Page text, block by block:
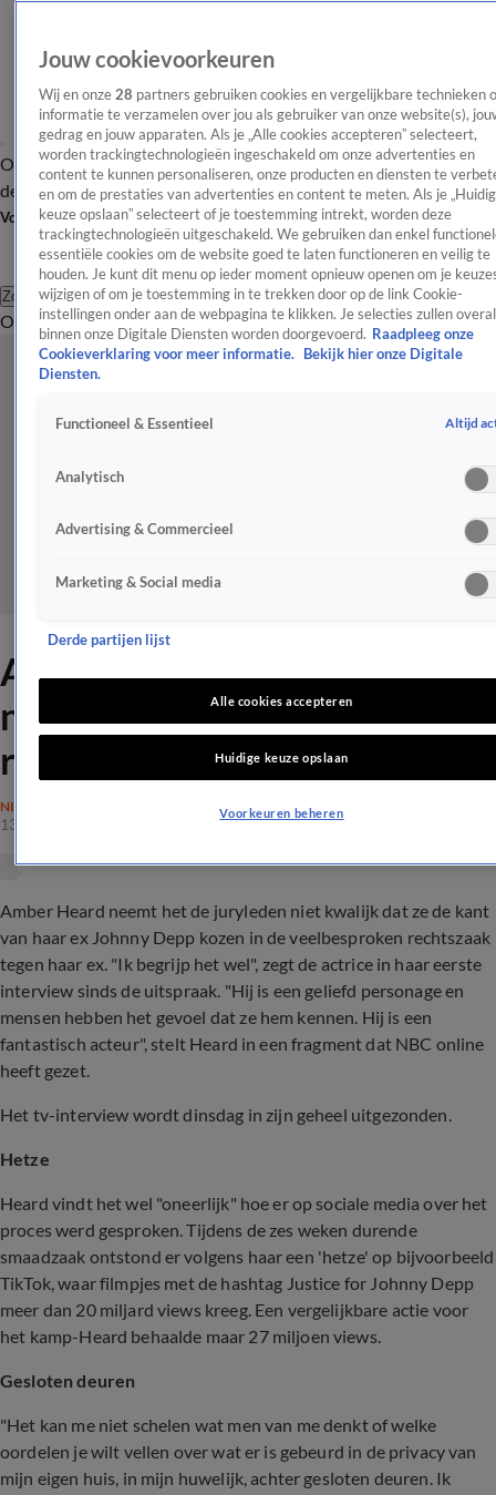
OverzichtAfleveringen Entertainment TV Algemeen
Tip
de redactieNieuwsbrief
Volg Shownieuws
Zoeken
OverzichtEntertainmentSpraakmakendRealityCrimeVideo's
Amber Heard neemt jury
niets kwalijk na verloren
rechtszaak
NIEUWS
13 juni 2022, 18:23
Amber Heard neemt het de juryleden niet kwalijk dat ze de kant
van haar ex Johnny Depp kozen in de veelbesproken rechtszaak
tegen haar ex. "Ik begrijp het wel", zegt de actrice in haar eerste
interview sinds de uitspraak. "Hij is een geliefd personage en
mensen hebben het gevoel dat ze hem kennen. Hij is een
fantastisch acteur", stelt Heard in een fragment dat NBC online
heeft gezet.
Het tv-interview wordt dinsdag in zijn geheel uitgezonden.
Hetze
Heard vindt het wel "oneerlijk" hoe er op sociale media over het
proces werd gesproken. Tijdens de zes weken durende
smaadzaak ontstond er volgens haar een 'hetze' op bijvoorbeeld
TikTok, waar filmpjes met de hashtag Justice for Johnny Depp
meer dan 20 miljard views kreeg. Een vergelijkbare actie voor
het kamp-Heard behaalde maar 27 miljoen views.
Gesloten deuren
"Het kan me niet schelen wat men van me denkt of welke
oordelen je wilt vellen over wat er is gebeurd in de privacy van
mijn eigen huis, in mijn huwelijk, achter gesloten deuren. Ik
Jouw cookievoorkeuren
Wij en onze 28 partners gebruiken cookies en vergelijkbare technieken
informatie te verzamelen over jou als gebruiker van onze website(s),
gedrag en jouw apparaten. Als je „Alle cookies accepteren” selecteert,
worden trackingtechnologieën ingeschakeld om onze advertenties en
content te kunnen personaliseren, onze producten en diensten te
en om de prestaties van advertenties en content te meten. Als je
keuze opslaan” selecteert of je toestemming intrekt, worden deze
trackingtechnologieën uitgeschakeld. We gebruiken dan enkel
essentiële cookies om de website goed te laten functioneren en veilig te
houden. Je kunt dit menu op ieder moment opnieuw openen om je
wijzigen of om je toestemming in te trekken door op de link Cookie-
instellingen onder aan de webpagina te klikken. Je selecties zullen overal
binnen onze Digitale Diensten worden doorgevoerd. Raadpleeg onze
Cookieverklaring voor meer informatie.
Bekijk hier onze Digitale
Diensten.
Functioneel & Essentieel Altijd
Analytisch
Advertising & Commercieel
Marketing & Social media
Derde partijen lijst
Alle cookies accepteren
Huidige keuze opslaan
Voorkeuren beheren